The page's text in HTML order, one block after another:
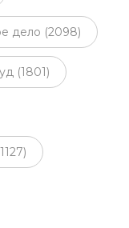
дело (2098)
(1801)